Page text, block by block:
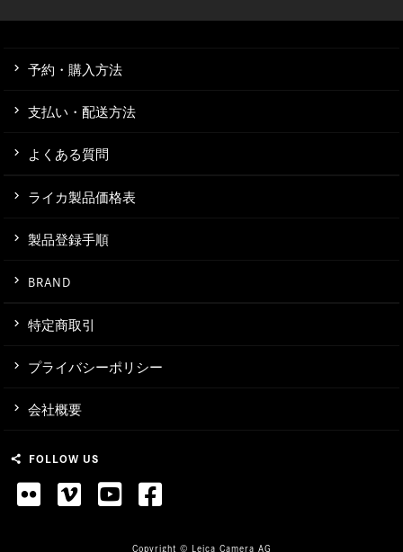
予約・購入方法
支払い・配送方法
よくある質問
ライカ製品価格表
製品登録手順
BRAND
特定商取引
プライバシーポリシー
会社概要
share FOLLOW US
Copyright © Leica Camera AG